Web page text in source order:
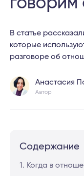
В статье
которые
разговоре об
Анастасия
Автор
Содержание
1. Когда в